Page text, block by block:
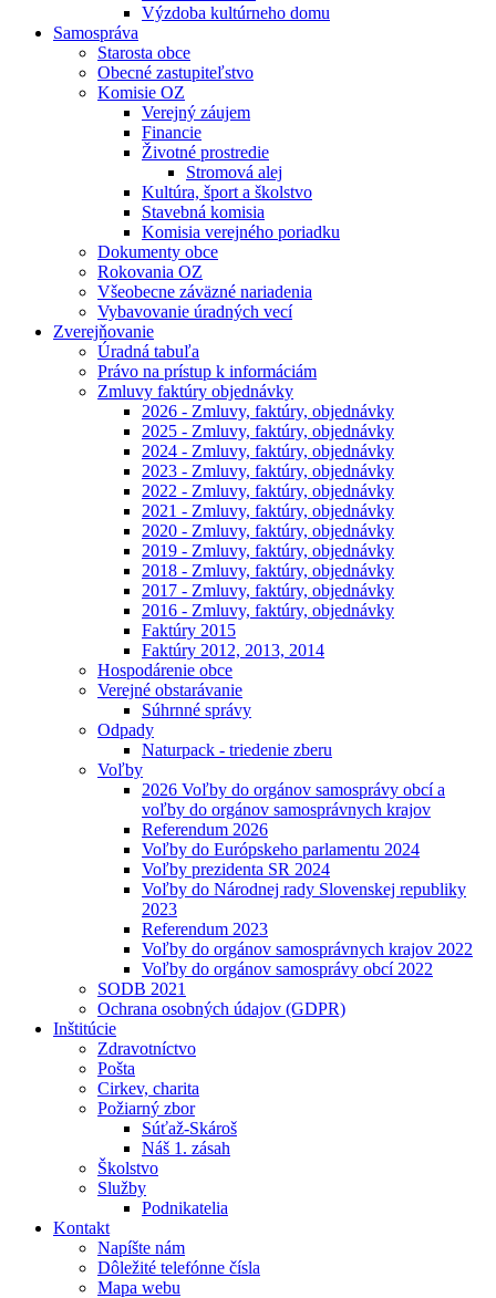
Výzdoba kultúrneho domu
Samospráva
Starosta obce
Obecné zastupiteľstvo
Komisie OZ
Verejný záujem
Financie
Životné prostredie
Stromová alej
Kultúra, šport a školstvo
Stavebná komisia
Komisia verejného poriadku
Dokumenty obce
Rokovania OZ
Všeobecne záväzné nariadenia
Vybavovanie úradných vecí
Zverejňovanie
Úradná tabuľa
Právo na prístup k informáciám
Zmluvy faktúry objednávky
2026 - Zmluvy, faktúry, objednávky
2025 - Zmluvy, faktúry, objednávky
2024 - Zmluvy, faktúry, objednávky
2023 - Zmluvy, faktúry, objednávky
2022 - Zmluvy, faktúry, objednávky
2021 - Zmluvy, faktúry, objednávky
2020 - Zmluvy, faktúry, objednávky
2019 - Zmluvy, faktúry, objednávky
2018 - Zmluvy, faktúry, objednávky
2017 - Zmluvy, faktúry, objednávky
2016 - Zmluvy, faktúry, objednávky
Faktúry 2015
Faktúry 2012, 2013, 2014
Hospodárenie obce
Verejné obstarávanie
Súhrnné správy
Odpady
Naturpack - triedenie zberu
Voľby
2026 Voľby do orgánov samosprávy obcí a
voľby do orgánov samosprávnych krajov
Referendum 2026
Voľby do Európskeho parlamentu 2024
Voľby prezidenta SR 2024
Voľby do Národnej rady Slovenskej republiky
2023
Referendum 2023
Voľby do orgánov samosprávnych krajov 2022
Voľby do orgánov samosprávy obcí 2022
SODB 2021
Ochrana osobných údajov (GDPR)
Inštitúcie
Zdravotníctvo
Pošta
Cirkev, charita
Požiarný zbor
Súťaž-Skároš
Náš 1. zásah
Školstvo
Služby
Podnikatelia
Kontakt
Napíšte nám
Dôležité telefónne čísla
Mapa webu